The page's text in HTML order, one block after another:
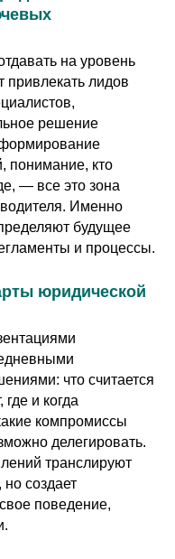
на уровень
привлекать лидов
решение
понимание, кто
— все это зона
Именно
будущее
и процессы.
юридической
что считается
и когда
компромиссы
делегировать.
транслируют
но создает
поведение,